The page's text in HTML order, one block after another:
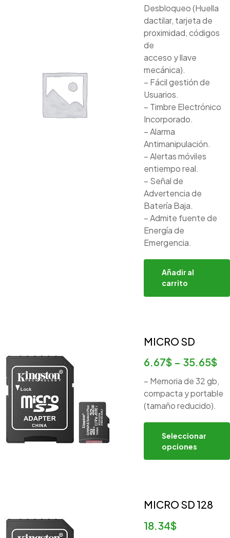
Desbloqueo (Huella
dactilar, tarjeta de
proximidad, códigos
de
acceso y llave
mecánica).
– Fácil gestión de
Usuarios.
– Timbre Electrónico
Incorporado.
– Alarma
Antimanipulación.
– Alertas móviles
entiempo real.
– Señal de
Advertencia de
Batería Baja.
– Admite fuente de
Energía de
Emergencia.
Añadir al
carrito
MICRO SD
6.67$ – 35.65$
– Memoria de 32 gb,
compacta y portable
(tamaño reducido).
Seleccionar
opciones
MICRO SD 128
18.34$